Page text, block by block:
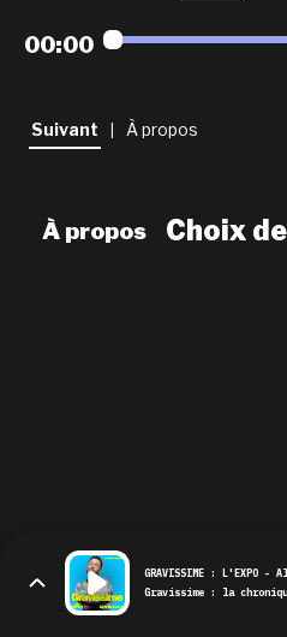
le shop
00:00
Suivant À propos
À propos Choix
GRAVISSIME : L'EXPO -
Gravissime : la